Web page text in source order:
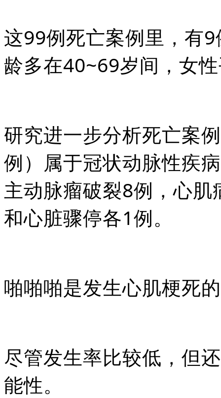
这99例死亡案例里，有
龄多在40~69岁间，女
研究进一步分析死亡案
例）属于冠状动脉性疾
主动脉瘤破裂8例，心
和心脏骤停各1例。
啪啪啪是发生心肌梗死
尽管发生率比较低，但
能性。